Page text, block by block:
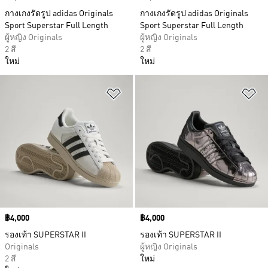
กางเกงรัดรูป adidas Originals
Sport Superstar Full Length
ผู้หญิง Originals
2 สี
ใหม่
กางเกงรัดรูป adidas Originals
Sport Superstar Full Length
ผู้หญิง Originals
2 สี
ใหม่
Price
฿4,000
รองเท้า SUPERSTAR II
Originals
2 สี
Price
฿4,000
รองเท้า SUPERSTAR II
ผู้หญิง Originals
ใหม่